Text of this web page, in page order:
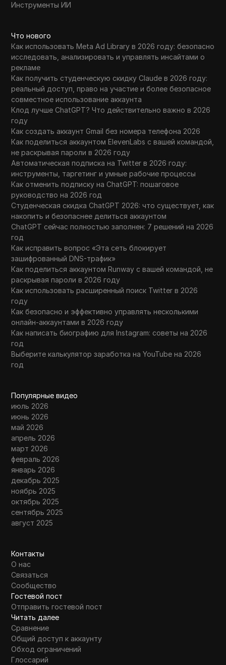
Инструменты ИИ
Что нового
Как использовать Meta Ad Library в 2026 году: безопасно
исследовать, анализировать и управлять инсайтами о
рекламе
Как получить студенческую скидку Claude в 2026 году:
реальный доступ, право на участие и более безопасное
совместное использование аккаунта
Клод лучше ChatGPT? Что действительно важно в 2026
году
Как создать аккаунт Gmail без номера телефона 2026
Как поделиться аккаунтом ElevenLabs с вашей командой,
не раскрывая пароли в 2026 году
Автоматическая подписка на Twitter в 2026 году:
инструменты, таргетинг и умные рабочие процессы
Как отменить подписку на ChatGPT: пошаговое
руководство на 2026 год
Студенческая скидка ChatGPT 2026: что существует, как
накопить и безопаснее делиться аккаунтом
ChatGPT сейчас полностью заполнен: 7 решений на 2026
год
Как исправить вопрос «Эта сеть блокирует
зашифрованный DNS-трафик»
Как поделиться аккаунтом Runway с вашей командой, не
раскрывая пароли в 2026 году
Как использовать расширенный поиск Twitter в 2026
году
Как безопасно и эффективно управлять несколькими
онлайн-аккаунтами в 2026 году
Как написать биографию для Instagram: советы на 2026
год
Выберите калькулятор заработка на YouTube на 2026
год
Популярные видео
июль 2026
июнь 2026
май 2026
апрель 2026
март 2026
февраль 2026
январь 2026
декабрь 2025
ноябрь 2025
октябрь 2025
сентябрь 2025
август 2025
Контакты
О нас
Связаться
Сообщество
Гостевой пост
Отправить гостевой пост
Читать далее
Сравнение
Общий доступ к аккаунту
Обход ограничений
Глоссарий